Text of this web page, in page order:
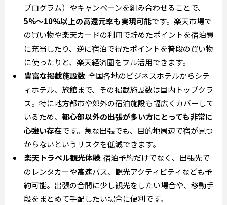
プログラム）やキャンペーンを組み合わせることで、
5%〜10%以上の高還元率も実現可能です。楽天市場で
の買い物や楽天カードの利用で貯めたポイントを宿泊費
に充当したり、逆に宿泊で得たポイントを普段の買い物
に使ったりと、楽天経済圏をフル活用できます。
豊富な掲載施設数: 全国各地のビジネスホテルからシテ
ィホテル、旅館まで、その掲載施設数は国内トップクラ
ス。特に地方都市や郊外の宿泊施設も幅広くカバーして
いるため、 都心部以外の出張が多い方にとっても非常に
心強い存在です。急な出張でも、目的地周辺で宿が見つ
からないというリスクを低減できます。
楽天トラベル観光体験: 宿泊予約だけでなく、出張先で
のレンタカーや高速バス、観光アクティビティなども予
約可能。出張の合間に少し観光をしたい場合や、移動手
段をまとめて手配したい場合に便利です。